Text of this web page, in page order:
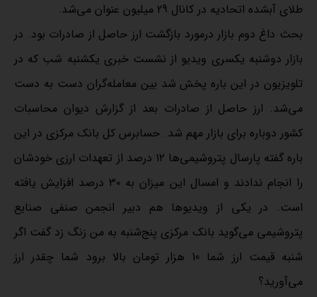
طلای آبشده اتحادیه در کانال 29 میلیون عنوان می‌شد.
بحث داغ دوم بازار درمورد بازگشت ارز حاصل از صادرات بود. در
بازار دوشنبه یکسری ویدیو از نشست خبری یکشنبه شب که در
تلویزیون در این باره پخش شد بین معامله‌گران دست به دست
می‌شد. ارز حاصل از صادرات بعد از گزارش دیوان محاسبات
کشور دوباره برای بازار مهم شد. حسابرس کل بانک مرکزی در این
باره گفته پارسال پتروشیمی‌ها ۱۲ درصد از تعهدات ارزی خودشان
را انجام ندادند و امسال این میزان به ۳۰ درصد افزایش یافته
است. در یکی از ویدیوها هم دبیر انجمن صنفی صنایع
پتروشیمی می‌گوید بانک مرکزی پنج‌شنبه به من زنگ زد گفت اگر
شنبه قیمت ارز شما 10 هزار تومان بالا برود شما چقدر ارز
می‌آورید؟